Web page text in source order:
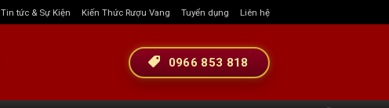
Tin tức & Sự Kiện Kiến Thức Rượu Vang Tuyển dụng Liên hệ
0966 853 818